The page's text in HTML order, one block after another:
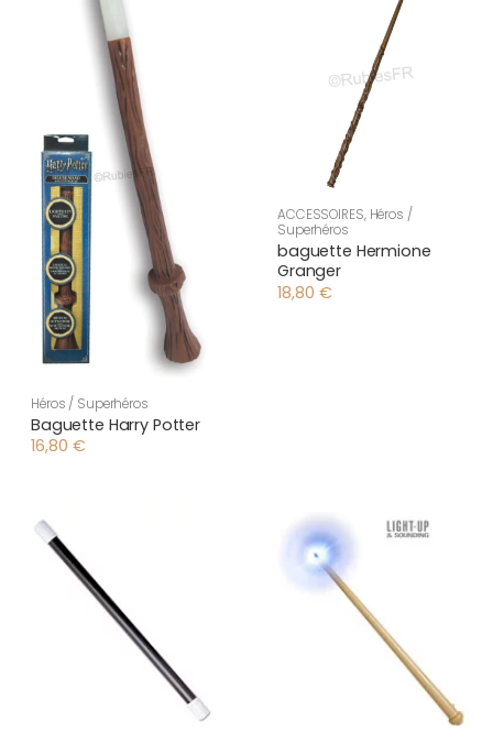
Héros / Superhéros
Baguette Harry Potter
16,80 €
ACCESSOIRES, Héros /
Superhéros
baguette Hermione
Granger
18,80 €